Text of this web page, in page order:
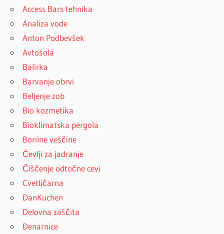
Access Bars tehnika
Analiza vode
Anton Podbevšek
Avtošola
Balirka
Barvanje obrvi
Beljenje zob
Bio kozmetika
Bioklimatska pergola
Borilne veščine
Čevlji za jadranje
Čiščenje odtočne cevi
Cvetličarna
DanKuchen
Delovna zaščita
Denarnice